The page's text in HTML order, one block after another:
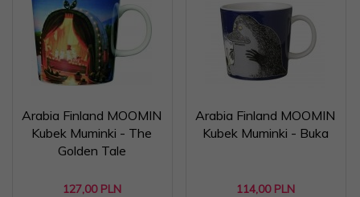
Arabia Finland MOOMIN
Kubek Muminki - The
Golden Tale
127,00 PLN
Arabia Finland MOOMIN
Kubek Muminki - Buka
114,00 PLN